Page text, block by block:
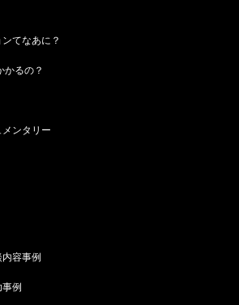
てなあに？
かるの？
ンタリー
容事例
例
ーカリーカフェ店舗よろず相談です。
事
した。
も十分ある